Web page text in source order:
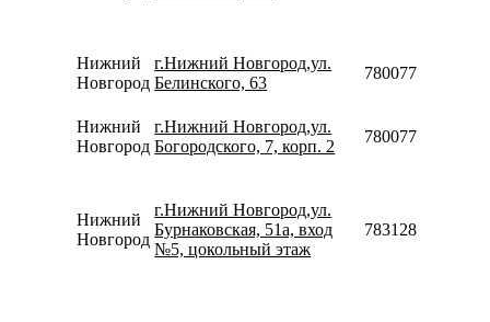
Нижний
Новгород
г.Нижний Новгород,ул.
Белинского, 63
78007753553
Нижний
Новгород
г.Нижний Новгород,ул.
Богородского, 7, корп. 2
78007753553
Нижний
Новгород
г.Нижний Новгород,ул.
Бурнаковская, 51а, вход
№5, цокольный этаж
78312820015